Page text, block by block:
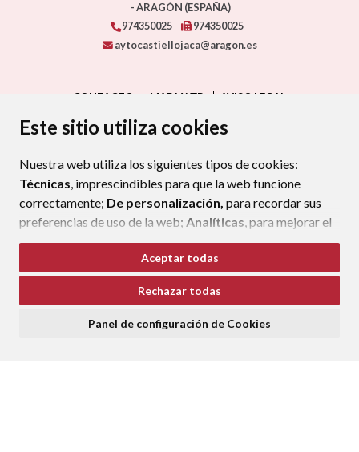
Este sitio utiliza cookies
Nuestra web utiliza los siguientes tipos de cookies:
Técnicas, imprescindibles para que la web funcione
correctamente; De personalización, para recordar sus
preferencias de uso de la web; Analíticas, para mejorar el
funcionamiento de la web y sus servicios.
Si acepta pulsando el botón“Aceptar todas”
consideramos que acepta su uso. Si pulsa el botón
ninguna acción, se guardarán las cookies técnicas
Aceptar todas
Rechazar todas
Panel de configuración de Cookies
- ARAGÓN (ESPAÑA)
974350025
974350025
aytocastiellojaca@aragon.es
CONTACTO MAPA WEB
AVISO LEGAL
PROTECCIÓN DE DATOS
POLÍTICA DE COOKIES